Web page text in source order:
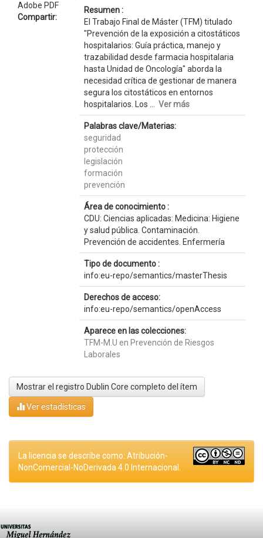
Adobe PDF
Compartir:
Resumen :
El Trabajo Final de Máster (TFM) titulado
"Prevención de la exposición a citostáticos
hospitalarios: Guía práctica, manejo y
trazabilidad desde farmacia hospitalaria
hasta Unidad de Oncología" aborda la
necesidad crítica de gestionar de manera
segura los citostáticos en entornos
hospitalarios. Los ... Ver más
Palabras clave/Materias:
seguridad
protección
legislación
formación
prevención
Área de conocimiento :
CDU: Ciencias aplicadas: Medicina: Higiene
y salud pública. Contaminación.
Prevención de accidentes. Enfermería
Tipo de documento :
info:eu-repo/semantics/masterThesis
Derechos de acceso:
info:eu-repo/semantics/openAccess
Aparece en las colecciones:
TFM-M.U en Prevención de Riesgos
Laborales
Mostrar el registro Dublin Core completo del ítem
Ver estadísticas
La licencia se describe como: Atribución-
NonComercial-NoDerivada 4.0 Internacional.